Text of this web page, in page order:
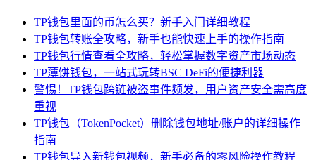
TP钱包里面的币怎么买？新手入门详细教程
TP钱包转账全攻略，新手也能快速上手的操作指南
TP钱包行情查看全攻略，轻松掌握数字资产市场动态
TP薄饼钱包，一站式玩转BSC DeFi的便捷利器
警惕！TP钱包跨链被盗事件频发，用户资产安全需高度
重视
TP钱包（TokenPocket）删除钱包地址/账户的详细操作
指南
TP钱包导入新钱包视频，新手必备的零风险操作教程